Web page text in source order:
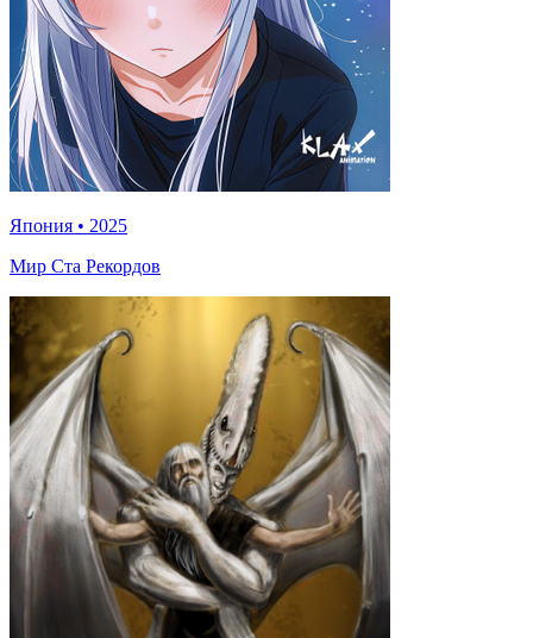
Япония • 2025
Мир Ста Рекордов